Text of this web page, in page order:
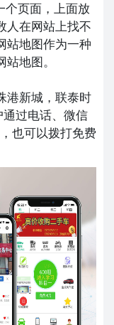
个页面，上面放
人在网站上找不
站地图作为一种
地图。
港新城，联泰时
过电话、微信
也可以拨打免费